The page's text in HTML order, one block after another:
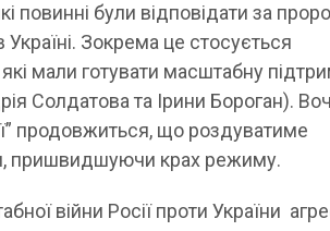
повинні були відповідати за
Україні. Зокрема це стосується
мали готувати масштабну
Солдатова та Ірини Бороган).
продовжиться, що роздуватиме
пришвидшуючи крах режиму.
війни Росії проти України